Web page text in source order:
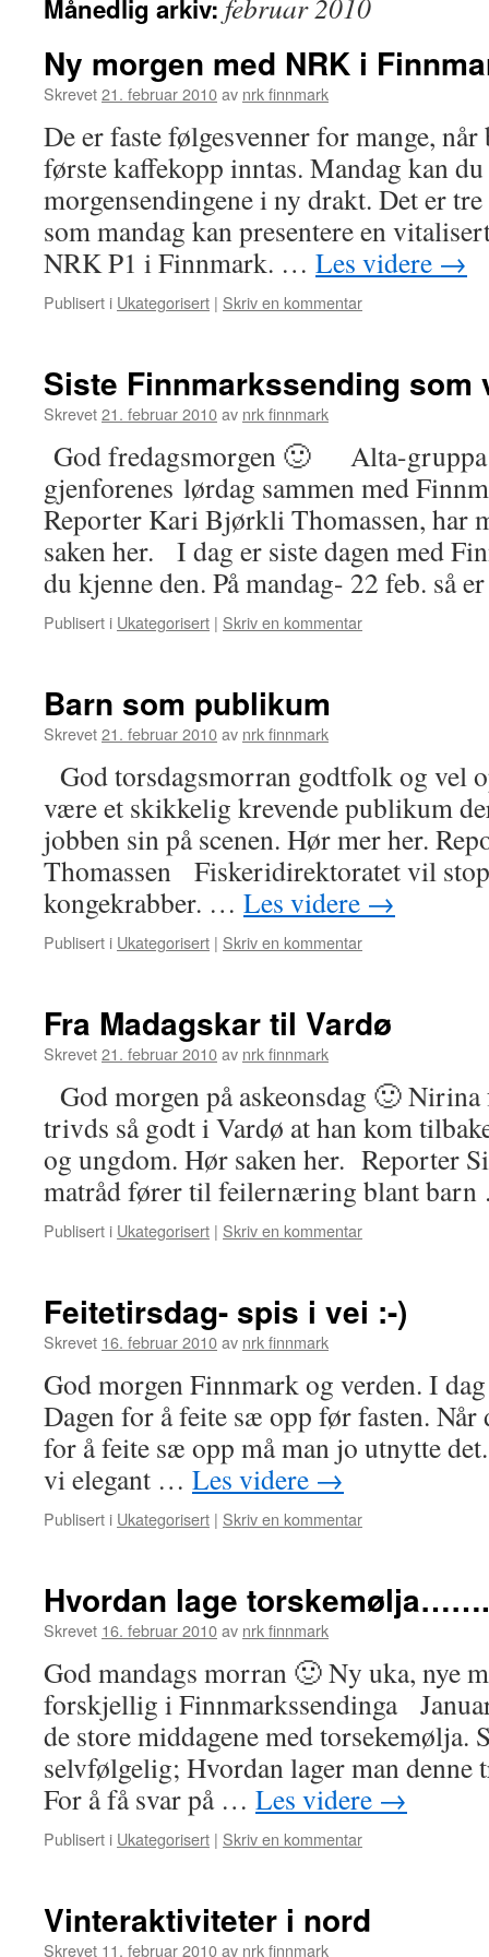
Månedlig arkiv: februar 2010
Ny morgen med NRK i
Skrevet21. februar 2010av nrk finnmark
De er faste følgesvenner for mange,
første kaffekopp inntas. Mandag kan
morgensendingene i ny drakt. Det er
som mandag kan presentere en
NRK P1 i Finnmark. … Les videre →
Publisert i Ukategorisert | Skriv en kommentar
Siste Finnmarkssending som
Skrevet21. februar 2010av nrk finnmark
God fredagsmorgen 🙂 Alta-gruppa
gjenforenes lørdag sammen med
Reporter Kari Bjørkli Thomassen, har
saken her. I dag er siste dagen med
du kjenne den. På mandag- 22 feb. så
Publisert i Ukategorisert | Skriv en kommentar
Barn som publikum
Skrevet21. februar 2010av nrk finnmark
God torsdagsmorran godtfolk og vel
være et skikkelig krevende publikum
jobben sin på scenen. Hør mer her.
Thomassen Fiskeridirektoratet vil
kongekrabber. … Les videre →
Publisert i Ukategorisert | Skriv en kommentar
Fra Madagskar til Vardø
Skrevet21. februar 2010av nrk finnmark
God morgen på askeonsdag 🙂
trivds så godt i Vardø at han kom
og ungdom. Hør saken her. Reporter
matråd fører til feilernæring blant
Publisert i Ukategorisert | Skriv en kommentar
Feitetirsdag- spis i vei :-)
Skrevet 16. februar 2010av nrk finnmark
God morgen Finnmark og verden. I
Dagen for å feite sæ opp før fasten. Når
for å feite sæ opp må man jo utnytte
vi elegant … Les videre →
Publisert i Ukategorisert | Skriv en kommentar
Hvordan lage torskemølja…….
Skrevet 16. februar 2010av nrk finnmark
God mandags morran 🙂 Ny uka, nye
forskjellig i Finnmarkssendinga
de store middagene med torsekemølja.
selvfølgelig; Hvordan lager man denne
For å få svar på … Les videre →
Publisert i Ukategorisert | Skriv en kommentar
Vinteraktiviteter i nord
Skrevet 11. februar 2010av nrk finnmark